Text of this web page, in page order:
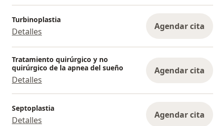
Turbinoplastia
Detalles Agendar cita
Tratamiento quirúrgico y no
quirúrgico de la apnea del sueño
Detalles
Agendar cita
Septoplastia
Detalles Agendar cita